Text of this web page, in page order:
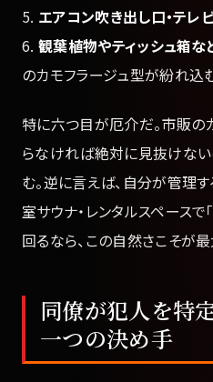
5. エアコン吹き出し口・テレ
6. 観葉植物やティッシュ箱な
のカモフラージュ型が紛れ込
特に六つ目が厄介だ。市販の
らなければ絶対に見抜けな
む。逆に言えば、自分が管理
室サウナ・レンタルスペース
回るなら、この自然さこそが
同僚が犯人を特
一つの決め手